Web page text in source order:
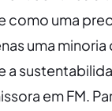
como uma
uma
a
em FM.